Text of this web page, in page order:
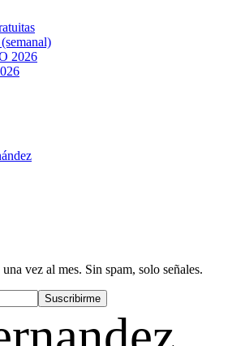
2026
vez al mes. Sin spam, solo señales.
Suscribirme